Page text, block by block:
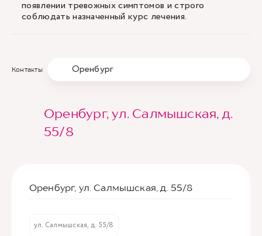
появлении тревожных симптомов и строго
соблюдать назначенный курс лечения.
Контакты Оренбург
Оренбург, ул. Салмышская, д.
55/8
Оренбург, ул. Салмышская, д. 55/8
ул. Салмышская, д. 55/8